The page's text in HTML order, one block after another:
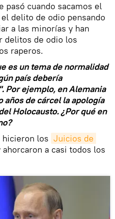
pasó cuando sacamos el
delito de odio pensando
a las minorías y han
delitos de odio los
raperos.
es un tema de normalidad
país debería
Por ejemplo, en Alemania
años de cárcel la apología
Holocausto. ¿Por qué en
hicieron los Juicios de
a casi todos los